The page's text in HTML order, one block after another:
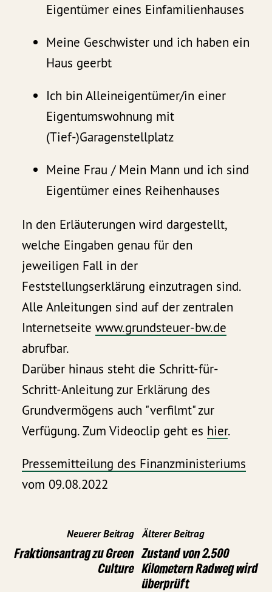
Eigentümer eines Einfamilienhauses
Meine Geschwister und ich haben ein
Haus geerbt
Ich bin Alleineigentümer/in einer
Eigentumswohnung mit
(Tief-)Garagenstellplatz
Meine Frau / Mein Mann und ich sind
Eigentümer eines Reihenhauses
In den Erläuterungen wird dargestellt,
welche Eingaben genau für den
jeweiligen Fall in der
Feststellungserklärung einzutragen sind.
Alle Anleitungen sind auf der zentralen
Internetseitewww.grundsteuer-bw.de
abrufbar.
Darüber hinaus steht die Schritt-für-
Schritt-Anleitung zur Erklärung des
Grundvermögens auch "verfilmt" zur
Verfügung. Zum Videoclip geht es hier.
Pressemitteilung des Finanzministeriums
vom 09.08.2022
Neuerer Beitrag
Fraktionsantrag zu Green
Culture
Älterer Beitrag
Zustand von 2.500
Kilometern Radweg wird
überprüft